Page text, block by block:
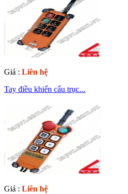
Giá : Liên hệ
Tay điều khiển cẩu trục...
Giá : Liên hệ